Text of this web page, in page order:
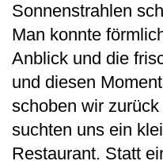
Sonnenstrahlen
Man konnte
Anblick und die
und diesen
schoben wir
suchten uns ein
Restaurant. Statt